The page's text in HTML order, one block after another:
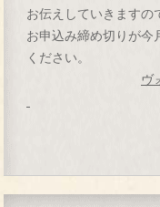
お伝えしていきますの
お申込み締め切りが今
ください。
ヴ